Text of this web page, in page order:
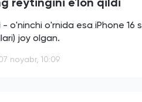
o'ninchi o'rnida esa iPhone 16
joy olgan.
noyabr, 10:09